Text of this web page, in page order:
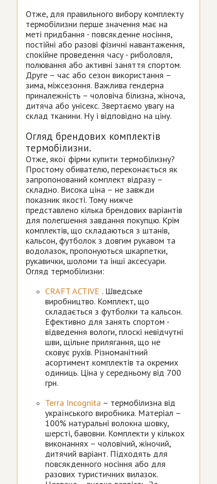
Отже, для правильного вибору комплекту
термобілизни перше значення має на
меті придбання - повсякденне носіння,
постійні або разові фізичні навантаження,
спокійне проведення часу - риболовля,
полювання або активні заняття спортом.
Друге – час або сезон використання –
зима, міжсезоння. Важлива гендерна
приналежність – чоловіча білизна, жіноча,
дитяча або унісекс. Звертаємо увагу на
склад тканини. Ну і відповідно на ціну.
Огляд брендових комплектів
термобілизни.
Отже, якої фірми купити термобілизну?
Простому обивателю, переконається як
запропонований комплект відразу –
складно. Висока ціна – не завжди
показник якості. Тому нижче
представлено кілька брендових варіантів
для полегшення завдання покупцю. Крім
комплектів, що складаються з штанів,
кальсон, футболок з довгим рукавом та
водолазок, пропонуються шкарпетки,
рукавички, шоломи та інші аксесуари.
Огляд термобілизни:
CRAFT ACTIVE . Шведське
виробництво. Комплект, що
складається з футболки та кальсон.
Ефективно для занять спортом -
відведення вологи, плоскі невідчутні
шви, щільне прилягання, що не
сковує рухів. Різноманітний
асортимент комплектів та окремих
одиниць. Ціна у середньому від 700
грн.
Terra Incognita – термобілизна від
українського виробника. Матеріал –
100% натуральні волокна шовку,
шерсті, бавовни. Комплекти у кількох
виконаннях – чоловічий, жіночий,
дитячий варіант. Підходять для
повсякденного носіння або для
разових туристичних вилазок.